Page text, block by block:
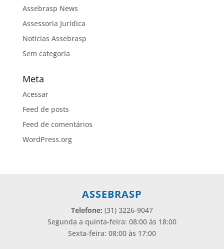
Assebrasp News
Assessoria Jurídica
Notícias Assebrasp
Sem categoria
Meta
Acessar
Feed de posts
Feed de comentários
WordPress.org
ASSEBRASP
Telefone: (31) 3226-9047
Segunda a quinta-feira: 08:00 às 18:00
Sexta-feira: 08:00 às 17:00